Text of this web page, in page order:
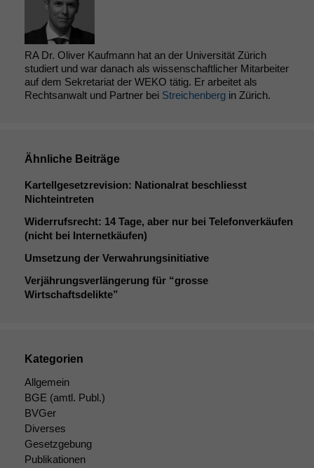
RA Dr. Oliver Kaufmann hat an der Universität Zürich
studiert und war danach als wissenschaftlicher Mitarbeiter
auf dem Sekretariat der WEKO tätig. Er arbeitet als
Rechtsanwalt und Partner bei Streichenberg in Zürich.
Ähnliche Beiträge
Kartellgesetzrevision: Nationalrat beschliesst
Nichteintreten
Widerrufsrecht: 14 Tage, aber nur bei Telefonverkäufen
(nicht bei Internetkäufen)
Umsetzung der Verwahrungsinitiative
Verjährungsverlängerung für “grosse
Wirtschaftsdelikte”
Kategorien
Allgemein
BGE (amtl. Publ.)
BVGer
Diverses
Gesetzgebung
Publikationen